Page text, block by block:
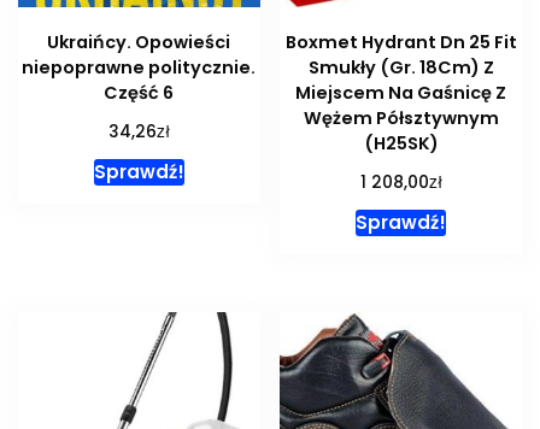
Ukraińcy. Opowieści
niepoprawne politycznie.
Część 6
34,26zł
Sprawdź!
Boxmet Hydrant Dn 25 Fit
Smukły (Gr. 18Cm) Z
Miejscem Na Gaśnicę Z
Wężem Półsztywnym
(H25SK)
1 208,00zł
Sprawdź!